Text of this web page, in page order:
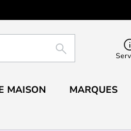
RECHERCHER
MAISON MARQUES